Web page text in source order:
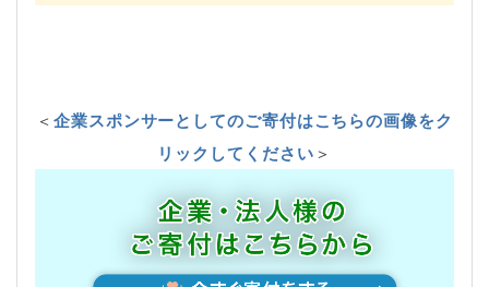
＜企業スポンサーとしてのご寄付はこちらの画像をク
リックしてください＞